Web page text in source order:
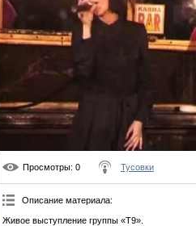
Просмотры: 0 Тусовки
Описание материала:
Живое выступление группы «Т9».